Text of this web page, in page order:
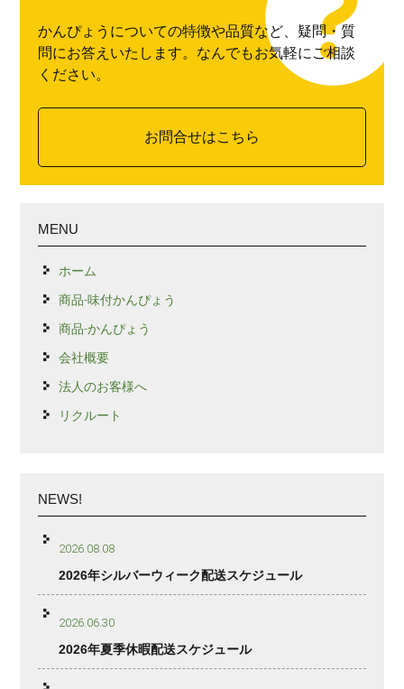
かんぴょうについての特徴や品質など、疑問・質
問にお答えいたします。なんでもお気軽にご相談
ください。
お問合せはこちら
MENU
ホーム
商品-味付かんぴょう
商品-かんぴょう
会社概要
法人のお客様へ
リクルート
NEWS!
2026.08.08
2026年シルバーウィーク配送スケジュール
2026.06.30
2026年夏季休暇配送スケジュール